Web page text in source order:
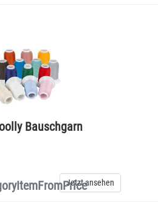
Bauschgarn
Jetzt ansehen